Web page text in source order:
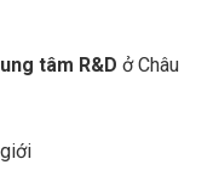
tâm R&D ở Châu